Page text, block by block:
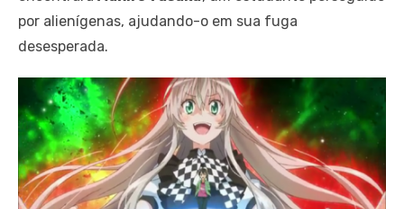
por alienígenas, ajudando-o em sua fuga
desesperada.